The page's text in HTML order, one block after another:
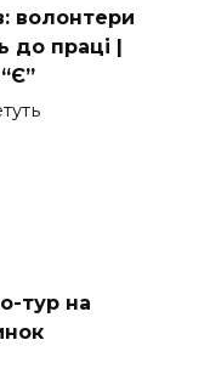
волонтери
до праці |
тур на